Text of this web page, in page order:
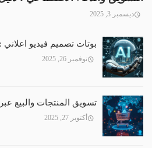
ديسمبر 3, 2025
بوتات تصميم فيديو اعلاني :
نوفمبر 26, 2025
تسويق المنتجات والبيع عبر
أكتوبر 27, 2025